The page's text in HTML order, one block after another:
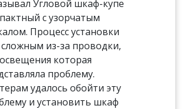
Угловой шкаф-купе
с узорчатым
Процесс установки
из-за проводки,
которая
проблему.
удалось обойти эту
и установить шкаф